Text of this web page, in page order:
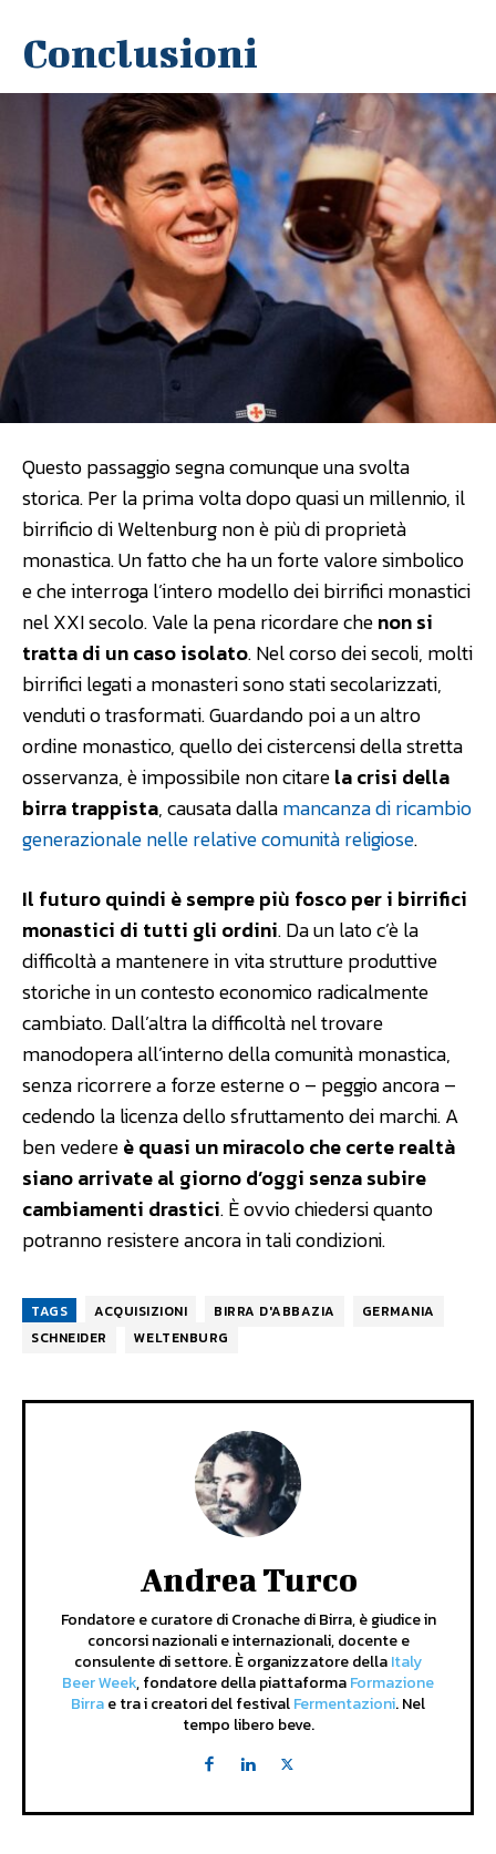
Conclusioni
Questo passaggio segna comunque una svolta
storica. Per la prima volta dopo quasi un millennio, il
birrificio di Weltenburg non è più di proprietà
monastica. Un fatto che ha un forte valore simbolico
e che interroga l’intero modello dei birrifici monastici
nel XXI secolo. Vale la pena ricordare chenon si
tratta di un caso isolato. Nel corso dei secoli, molti
birrifici legati a monasteri sono stati secolarizzati,
venduti o trasformati. Guardando poi a un altro
ordine monastico, quello dei cistercensi della stretta
osservanza, è impossibile non citarela crisi della
birra trappista, causata dallamancanza di ricambio
generazionale nelle relative comunità religiose.
Il futuro quindi è sempre più fosco per i birrifici
monastici di tutti gli ordini. Da un lato c’è la
difficoltà a mantenere in vita strutture produttive
storiche in un contesto economico radicalmente
cambiato. Dall’altra la difficoltà nel trovare
manodopera all’interno della comunità monastica,
senza ricorrere a forze esterne o – peggio ancora –
cedendo la licenza dello sfruttamento dei marchi. A
ben vedereè quasi un miracolo che certe realtà
siano arrivate al giorno d’oggi senza subire
cambiamenti drastici. È ovvio chiedersi quanto
potranno resistere ancora in tali condizioni.
TAGS ACQUISIZIONI BIRRA D'ABBAZIA
GERMANIA
SCHNEIDER
WELTENBURG
Andrea Turco
Fondatore e curatore di Cronache di Birra, è giudice in
concorsi nazionali e internazionali, docente e
consulente di settore. È organizzatore dellaItaly
Beer Week, fondatore della piattaformaFormazione
Birrae tra i creatori del festivalFermentazioni. Nel
tempo libero beve.